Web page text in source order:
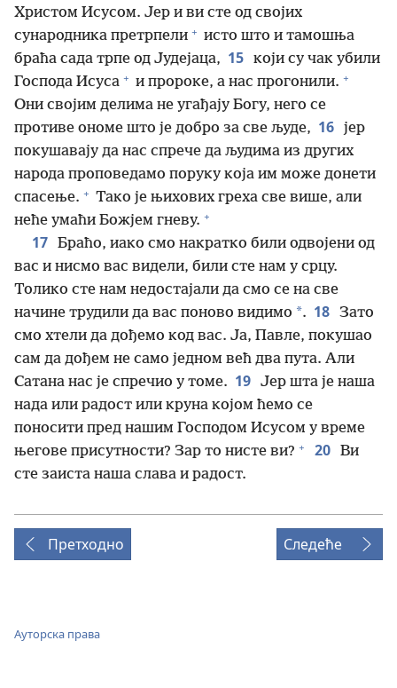
Христом Исусом. Јер и ви сте од својих
сународника претрпели + исто што и тамошња
браћа сада трпе од Јудејаца, 15 који су чак убили
Господа Исуса + и пророке, а нас прогонили. +
Они својим делима не угађају Богу, него се
противе ономе што је добро за све људе, 16 јер
покушавају да нас спрече да људима из других
народа проповедамо поруку која им може донети
спасење. + Тако је њихових греха све више, али
неће умаћи Божјем гневу. +
17 Браћо, иако смо накратко били одвојени од
вас и нисмо вас видели, били сте нам у срцу.
Толико сте нам недостајали да смо се на све
начине трудили да вас поново видимо *. 18 Зато
смо хтели да дођемо код вас. Ја, Павле, покушао
сам да дођем не само једном већ два пута. Али
Сатана нас је спречио у томе. 19 Јер шта је наша
нада или радост или круна којом ћемо се
поносити пред нашим Господом Исусом у време
његове присутности? Зар то нисте ви? + 20 Ви
сте заиста наша слава и радост.
Претходно Следеће
Ауторска права